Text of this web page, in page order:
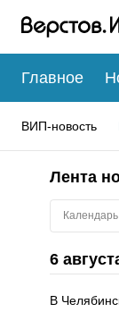
Главное
ВИП-новость
Лента
6
В